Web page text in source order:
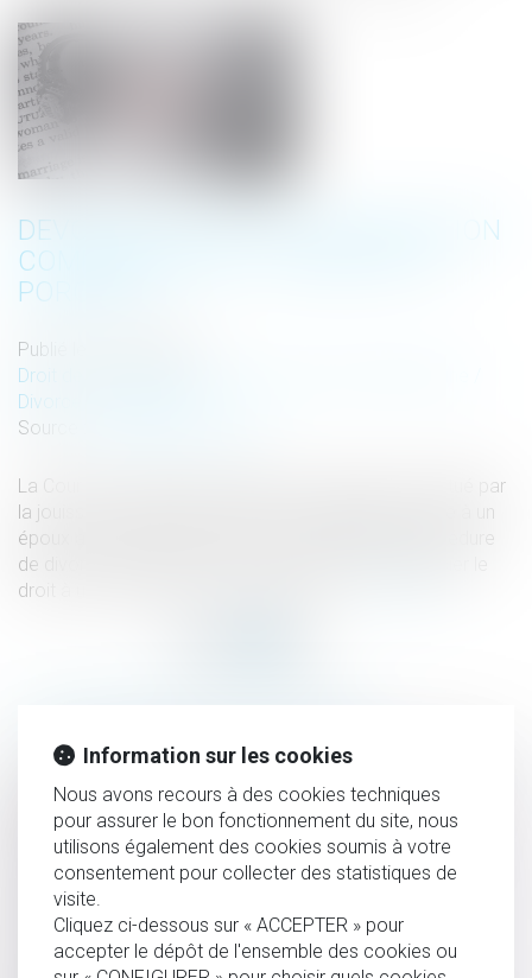
DEVOIR DE SECOURS ET PRESTATION
COMPENSATOIRE : L’ABSENCE DE
POROSITÉ
Publié le :
Droit de la famille, des personnes et de leur patrimoine
Divorce et séparation
Source :
La Cour de cassation rappelle que l’avantage constitué par
la jouissance gratuite du domicile conjugal accordée à un
époux au titre du devoir de secours pendant la procédure
de divorce ne peut être pris en compte pour apprécier le
droit à une prestation compensatoire...
Depuis le 1er janvier 2023, le recouvrement des pensions
alimentaires par l’ARIPA est généralisé à l’ensemble des
séparations et divorces
Prestation compensatoire : juste équilibre et protection
des biens du débiteur
Transfert, en cours de procédure, de la résidence
habituelle de l’enfant vers un État tiers : quelle juridiction
Information sur les cookies
Nous avons recours à des cookies techniques
pour assurer le bon fonctionnement du site, nous
utilisons également des cookies soumis à votre
consentement pour collecter des statistiques de
visite.
Cliquez ci-dessous sur « ACCEPTER » pour
accepter le dépôt de l'ensemble des cookies ou